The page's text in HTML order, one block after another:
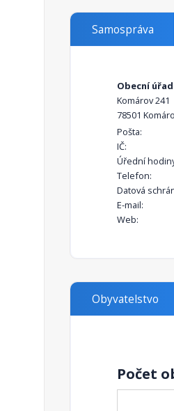
Samospráva
Obecní
Komárov 241
78501
Pošta:
IČ:
Úřední
Telefon:
Datová
E-mail:
Web:
Obyvatelstvo
Počet